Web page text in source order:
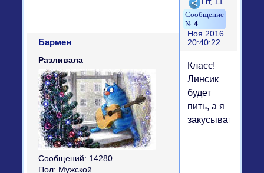
4
Ноя 2016
20:40:22
Бармен
Разливала
Сообщений: 14280
Пол: Мужской
Класс!
Линсик
будет
пить, а я
закусывать!))